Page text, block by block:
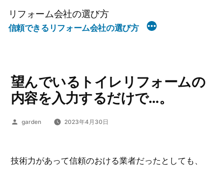
リフォーム会社の選び方
信頼できるリフォーム会社の選び方
望んでいるトイレリフォームの
内容を入力するだけで…。
投
garden 2023年4月30日
技術力があって信頼のおける業者だったとしても、